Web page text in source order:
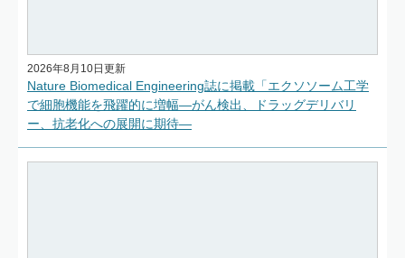
2026年8月10日更新
Nature Biomedical Engineering誌に掲載「エクソソーム工学
で細胞機能を飛躍的に増幅―がん検出、ドラッグデリバリ
ー、抗老化への展開に期待―